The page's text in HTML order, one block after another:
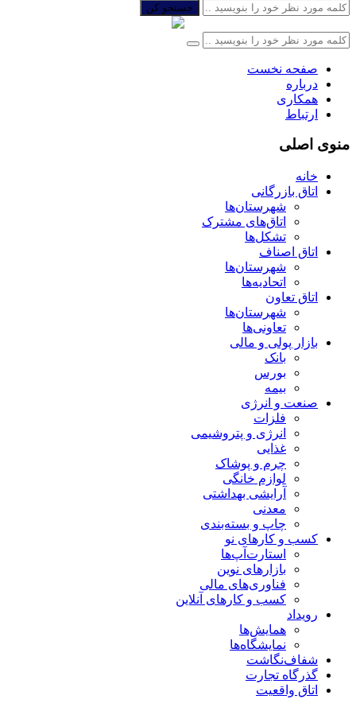
جستجو کن
صفحه نخست
درباره
همکاری
ارتباط
منوی اصلی
خانه
اتاق بازرگانی
شهرستان‌ها
اتاق‌های مشترک
تشکل‌ها
اتاق اصناف
شهرستان‌ها
اتحادیه‌ها
اتاق تعاون
شهرستان‌ها
تعاونی‌ها
بازار پولی و مالی
بانک
بورس
بیمه
صنعت و انرژی
فلزات
انرژی و پتروشیمی
غذایی
چرم و پوشاک
لوازم خانگی
آرایشی بهداشتی
معدنی
چاپ و بسته‌بندی
کسب و کارهای نو
استارت‌آپ‌ها
بازارهای نوین
فناوری‌های مالی
کسب و کارهای آنلاین
رویداد
همایش‌ها
نمایشگاه‌ها
شفاف‌نگاشت
گذرگاه تجارت
اتاق واقعیت